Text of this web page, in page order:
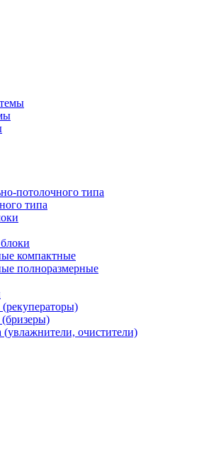
потолочного типа
типа
компактные
полноразмерные
(увлажнители, очистители)